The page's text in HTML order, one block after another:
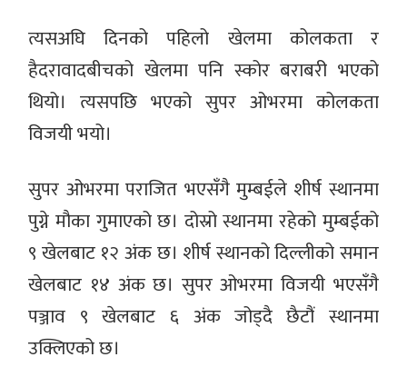
त्यसअघि दिनको पहिलो खेलमा कोलकता र
हैदरावादबीचको खेलमा पनि स्कोर बराबरी भएको
थियो। त्यसपछि भएको सुपर ओभरमा कोलकता
विजयी भयो।
सुपर ‌ओभरमा पराजित भएसँगै मुम्बईले शीर्ष स्थानमा
पुग्ने मौका गुमाएको छ। दोस्रो स्थानमा रहेको मुम्बईको
९ खेलबाट १२ अंक छ। शीर्ष स्थानको दिल्लीको समान
खेलबाट १४ अंक छ। सुपर ओभरमा विजयी भएसँगै
पञ्जाव ९ खेलबाट ६ अंक जोड्दै छैटौं स्थानमा
उक्लिएको छ।